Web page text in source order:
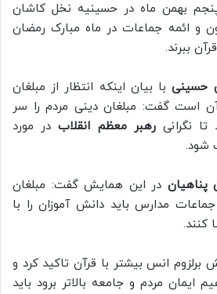
بهمن ماه در حسینیه نخل کاشان
و ائمه جماعات در ماه مبارک رمضان
ببرند.
حسینیبا بیان اینکه انتظار از مبلغان
است گفت: مبلغان دینی مردم را سر
تا نگرانیرهبر معظم انقلابدر مورد
شود.
پناهیان در این همایش گفت: مبلغان
مدارس باید دانش آموزان را با
کنند.
انس بیشتر با قرآن تاکید کرد و
ایمان مردم و جامعه بالاتر برود باید